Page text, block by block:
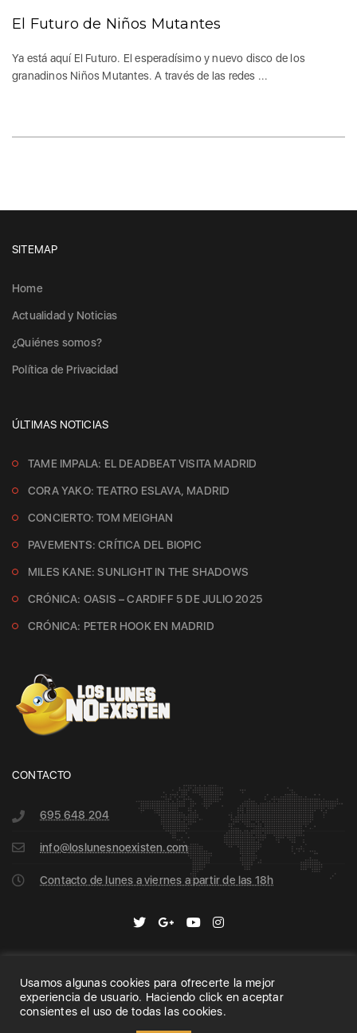
El Futuro de Niños Mutantes
Ya está aquí El Futuro. El esperadísimo y nuevo disco de los
granadinos Niños Mutantes. A través de las redes ...
SITEMAP
Home
Actualidad y Noticias
¿Quiénes somos?
Política de Privacidad
ÚLTIMAS NOTICIAS
TAME IMPALA: EL DEADBEAT VISITA MADRID
CORA YAKO: TEATRO ESLAVA, MADRID
CONCIERTO: TOM MEIGHAN
PAVEMENTS: CRÍTICA DEL BIOPIC
MILES KANE: SUNLIGHT IN THE SHADOWS
CRÓNICA: OASIS – CARDIFF 5 DE JULIO 2025
CRÓNICA: PETER HOOK EN MADRID
CONTACTO
695 648 204
info@loslunesnoexisten.com
Contacto de lunes a viernes a partir de las 18h
Home Archive Search
Usamos algunas cookies para ofrecerte la mejor
experiencia de usuario. Haciendo click en aceptar
consientes el uso de todas las cookies.